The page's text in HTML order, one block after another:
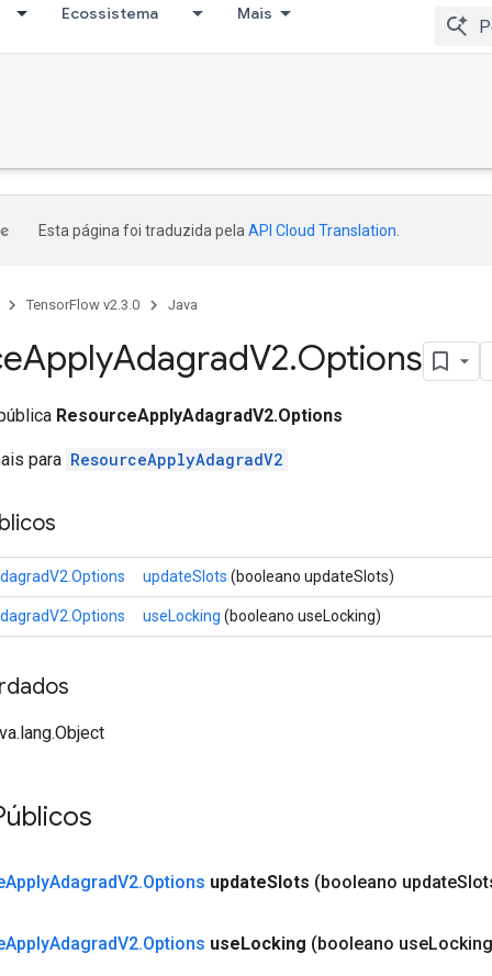
Ecossistema Mais
Esta página foi traduzida pela API Cloud Translation
TensorFlow v2.3.0 Java
ApplyAdagradV2.Options
ResourceApplyAdagradV2.Options
para ResourceApplyAdagradV2
updateSlots (booleano updateSlots)
useLocking (booleano useLocking)
ApplyAdagradV2.Options updateSlots (booleano update
ApplyAdagradV2.Options useLocking (booleano use